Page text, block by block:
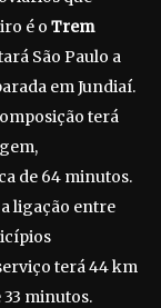
é o Trem
São Paulo a
em Jundiaí.
terá
de 64 minutos.
ligação entre
terá 44 km
33 minutos.